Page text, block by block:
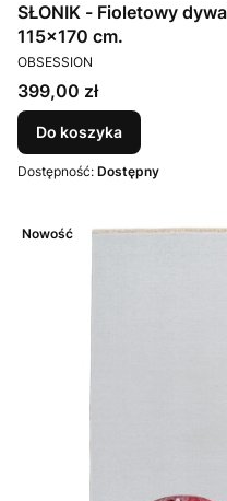
SŁONIK - Fioletowy
115x170 cm.
PRODUCENT
OBSESSION
Cena
399,00 zł
Do koszyka
Dostępność: Dostępny
Nowość